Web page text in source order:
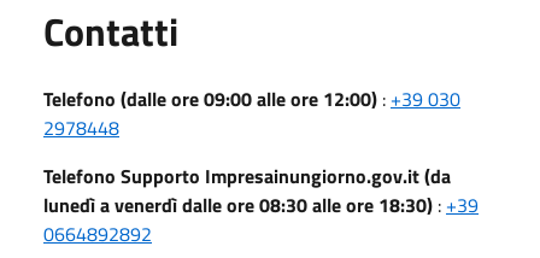
Contatti
Telefono (dalle ore 09:00 alle ore 12:00) : +39 030
2978448
Telefono Supporto Impresainungiorno.gov.it (da
lunedì a venerdì dalle ore 08:30 alle ore 18:30) : +39
0664892892